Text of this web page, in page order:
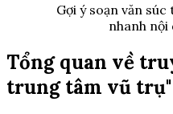
Gợi ý soạn văn
nhanh nội
Tổng quan về
trung tâm vũ trụ"